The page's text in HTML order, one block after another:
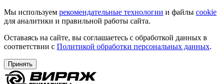
Мы используем рекомендательные технологии и файлы cookie
для аналитики и правильной работы сайта.
Оставаясь на сайте, вы соглашаетесь с обработкой данных в
соответствии с Политикой обработки персональных данных.
Принять